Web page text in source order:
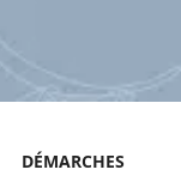
DÉMARCHES